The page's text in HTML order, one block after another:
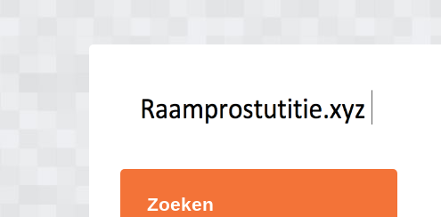
Zoeken